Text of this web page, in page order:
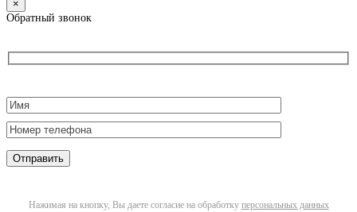
×
Обратный звонок
Нажимая на кнопку, Вы даете согласие на обработку персональных данных